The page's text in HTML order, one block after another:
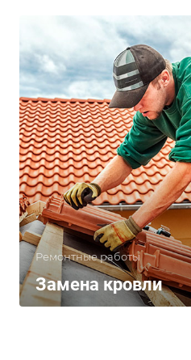
Ремонтные работы
Замена кровли